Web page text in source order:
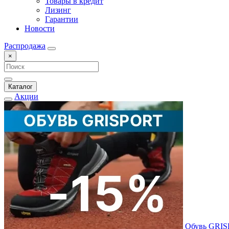
Лизинг
Гарантии
Новости
Распродажа
×
Каталог
Акции
Обувь